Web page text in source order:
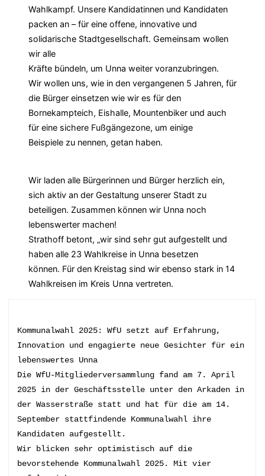
Wahlkampf. Unsere Kandidatinnen und Kandidaten
packen an – für eine offene, innovative und
solidarische Stadtgesellschaft. Gemeinsam wollen
wir alle
Kräfte bündeln, um Unna weiter voranzubringen.
Wir wollen uns, wie in den vergangenen 5 Jahren, für
die Bürger einsetzen wie wir es für den
Bornekampteich, Eishalle, Mountenbiker und auch
für eine sichere Fußgängezone, um einige
Beispiele zu nennen, getan haben.
Wir laden alle Bürgerinnen und Bürger herzlich ein,
sich aktiv an der Gestaltung unserer Stadt zu
beteiligen. Zusammen können wir Unna noch
lebenswerter machen!
Strathoff betont, „wir sind sehr gut aufgestellt und
haben alle 23 Wahlkreise in Unna besetzen
können. Für den Kreistag sind wir ebenso stark in 14
Wahlkreisen im Kreis Unna vertreten.
Kommunalwahl 2025: WfU setzt auf Erfahrung,
lebenswertes Unna
Die WfU-Mitgliederversammlung fand am 7. April
der Wasserstraße statt und hat für die am 14.
September stattfindende Kommunalwahl ihre
Kandidaten aufgestellt.
Wir blicken sehr optimistisch auf die
bevorstehende Kommunalwahl 2025. Mit vier